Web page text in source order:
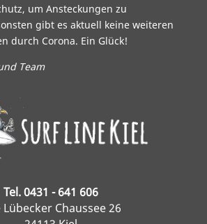
um Ansteckungen zu
gibt es aktuell keine weiteren
durch Corona. Ein Glück!
Team
Tel. 0431 - 641 606
Lübecker Chaussee 26